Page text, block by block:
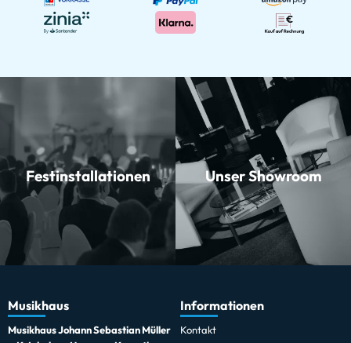
Festinstallationen Unser Showroom
Musikhaus
Musikhaus Johann Sebastian Müller
Informationen
Kontakt